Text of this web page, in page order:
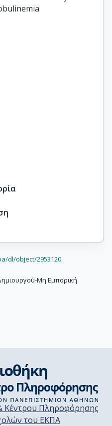
dl/object/2953120
Μη Εμπορική
Κέντρου Πληροφόρησης
του ΕΚΠΑ